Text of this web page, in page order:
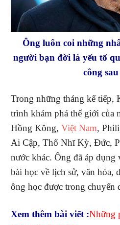
Ông luôn coi những
người bạn đời là yếu tố
công
Trong những tháng kế tiếp,
trình khám phá thế giới của
Hồng Kông,Việt Nam,
Ai Cập, Thổ Nhĩ Kỳ, Đức,
nước khác. Ông đã áp dụng
bài học về lịch sử, văn hóa,
ông học được trong chuyến
Xem thêm bài viết :Những